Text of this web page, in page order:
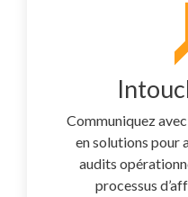
Communiquez
en solutions pour
audits
processus